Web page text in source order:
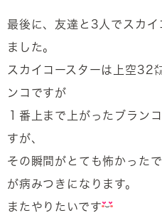
最後に、友達と3人でスカイ
ました。
スカイコースターは上空32
ンコですが
１番上まで上がったブラン
すが、
その瞬間がとても怖かった
が病みつきになります。
またやりたいです